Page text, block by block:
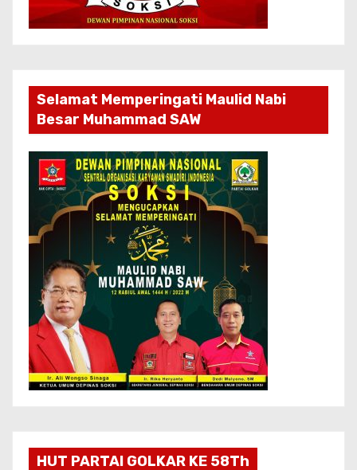
Selamat Memperingati Maulid Nabi
Besar Muhammad SAW
HUT PARTAI GOLKAR KE 58Th